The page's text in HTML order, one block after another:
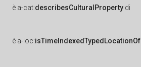
è a-cat:describesCulturalProperty di
è a-loc:isTimeIndexedTypedLocationOf